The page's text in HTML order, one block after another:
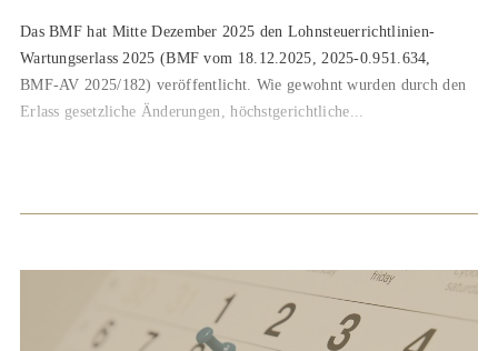
Das BMF hat Mitte Dezember 2025 den Lohnsteuerrichtlinien-
Wartungserlass 2025 (BMF vom 18.12.2025, 2025-0.951.634,
BMF-AV 2025/182) veröffentlicht. Wie gewohnt wurden durch den
Erlass gesetzliche Änderungen, höchstgerichtliche...